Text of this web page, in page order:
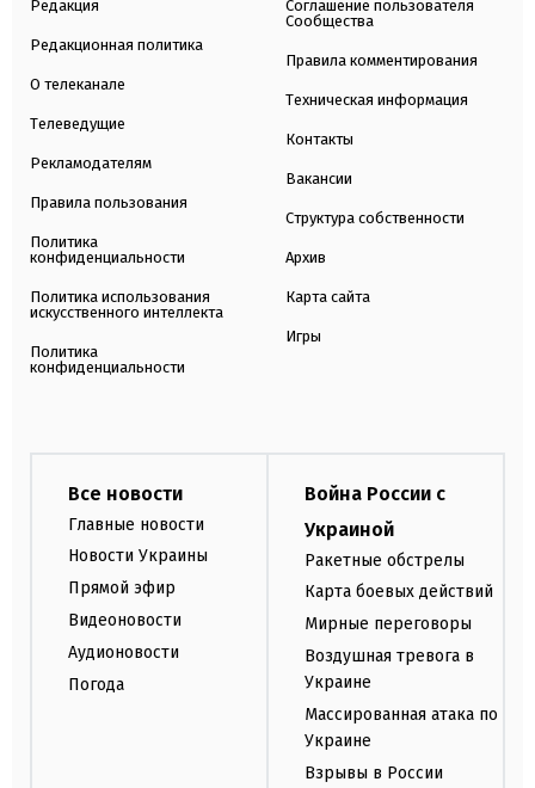
Редакция
Редакционная политика
О телеканале
Телеведущие
Рекламодателям
Правила пользования
Политика
конфиденциальности
Политика использования
искусственного интеллекта
Политика
конфиденциальности
Соглашение пользователя
Сообщества
Правила комментирования
Техническая информация
Контакты
Вакансии
Структура собственности
Архив
Карта сайта
Игры
Все новости
Главные новости
Новости Украины
Прямой эфир
Видеоновости
Аудионовости
Погода
Война России с
Украиной
Ракетные обстрелы
Карта боевых действий
Мирные переговоры
Воздушная тревога в
Украине
Массированная атака по
Украине
Взрывы в России